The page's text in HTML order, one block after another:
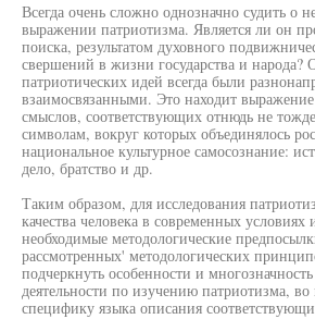
Всегда очень сложно однозначно судить о
выражении патриотизма. Является ли он
поиска, результатом духовного
свершений в жизни государства и народа?
патриотических идей всегда были
взаимосвязанными. Это находит
смыслов, соответствующих отнюдь не
символам, вокруг которых объединялось
национальное культурное самосознание:
дело, братство и др.
Таким образом, для исследования
качества человека в современных условиях
необходимые методологические
рассмотренных' методологических
подчеркнуть особенности и
деятельности по изучению патриотизма,
специфику языка описания